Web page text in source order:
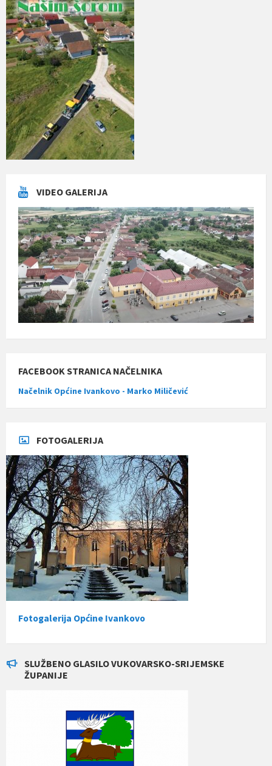
VIDEO GALERIJA
FACEBOOK STRANICA NAČELNIKA
Načelnik Općine Ivankovo - Marko Miličević
FOTOGALERIJA
Fotogalerija Općine Ivankovo
SLUŽBENO GLASILO VUKOVARSKO-SRIJEMSKE
ŽUPANIJE